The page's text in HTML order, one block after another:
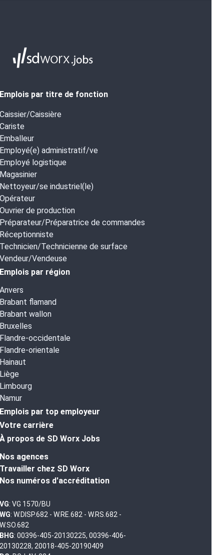
Emplois par titre de fonction
Caissier/Caissière
Cariste
Emballeur
Employé(e) administratif/ve
Employé logistique
Magasinier
Nettoyeur/se industriel(le)
Opérateur
Ouvrier de production
Préparateur/Préparatrice de commandes
Réceptionniste
Technicien/Technicienne de surface
Vendeur/Vendeuse
Emplois par région
Anvers
Brabant flamand
Brabant wallon
Bruxelles
Flandre-occidentale
Flandre-orientale
Hainaut
Liège
Limbourg
Namur
Emplois par top employeur
Votre carrière
À propos de SD Worx Jobs
Nos agences
Travailler chez SD Worx
Nos numéros d'accréditation
VG: VG 1570/BU
WG: W.DISP.682 - W.RE.682 - W.RS.682 -
W.SO.682
BHG: 00396-405-20130225, 00396-406-
20130228, 20018-405-20190409